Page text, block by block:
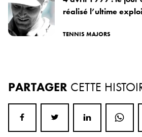
réalisé l’ultime
TENNIS MAJORS
PARTAGER CETTE